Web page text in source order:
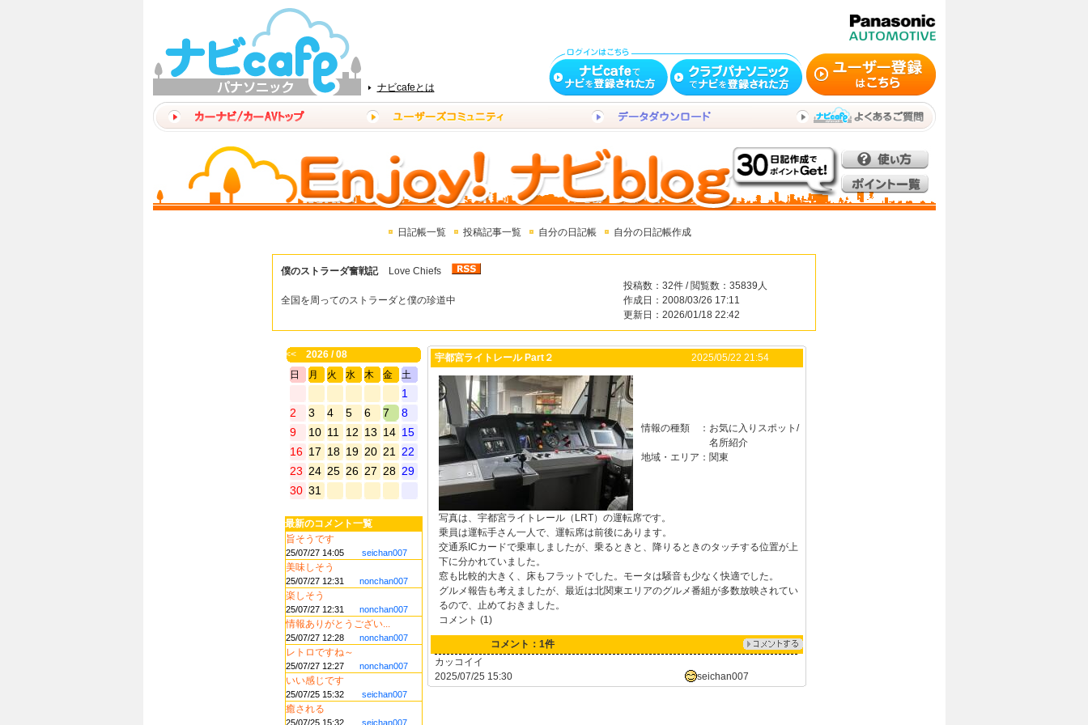
ナビcafeとは
日記帳一覧 投稿記事一覧 自分の日記帳 自分の日記帳作成
僕のストラーダ奮戦記 Love Chiefs
全国を周ってのストラーダと僕の珍道中
投稿数：32件 / 閲覧数：35839人
作成日：2008/03/26 17:11
更新日：2026/01/18 22:42
<<
2026 / 08
日
月 火 水 木 金 土
1
2
3 4 5 6 7
8
9
10 11 12 13 14 15
16 17 18 19 20 21
22
23 24 25 26 27 28 29
30 31
最新のコメント一覧
旨そうです
25/07/27 14:05 seichan007
美味しそう
25/07/27 12:31 nonchan007
楽しそう
25/07/27 12:31 nonchan007
情報ありがとうござい...
25/07/27 12:28 nonchan007
レトロですね～
25/07/27 12:27 nonchan007
いい感じです
25/07/25 15:32 seichan007
癒される
25/07/25 15:32 seichan007
宇都宮ライトレール Part２ 2025/05/22 21:54
情報の種類 ： お気に入りスポット/
名所紹介
地域・エリア ： 関東
写真は、宇都宮ライトレール（LRT）の運転席です。
乗員は運転手さん一人で、運転席は前後にあります。
交通系ICカードで乗車しましたが、乗るときと、降りるときのタッチする位置が上
下に分かれていました。
窓も比較的大きく、床もフラットでした。モータは騒音も少なく快適でした。
グルメ報告も考えましたが、最近は北関東エリアのグルメ番組が多数放映されてい
るので、止めておきました。
コメント (1)
コメント：1件
カッコイイ
2025/07/25 15:30
seichan007